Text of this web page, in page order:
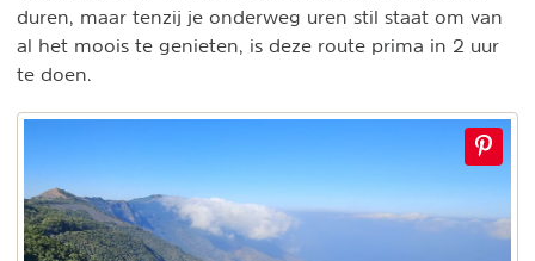
duren, maar tenzij je onderweg uren stil staat om van
al het moois te genieten, is deze route prima in 2 uur
te doen.